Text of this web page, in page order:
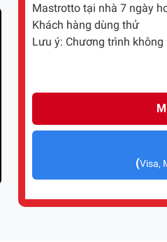
Mastrotto tại nhà 7 ngày
Khách hàng dùng thử
Lưu ý: Chương trình
(Visa,